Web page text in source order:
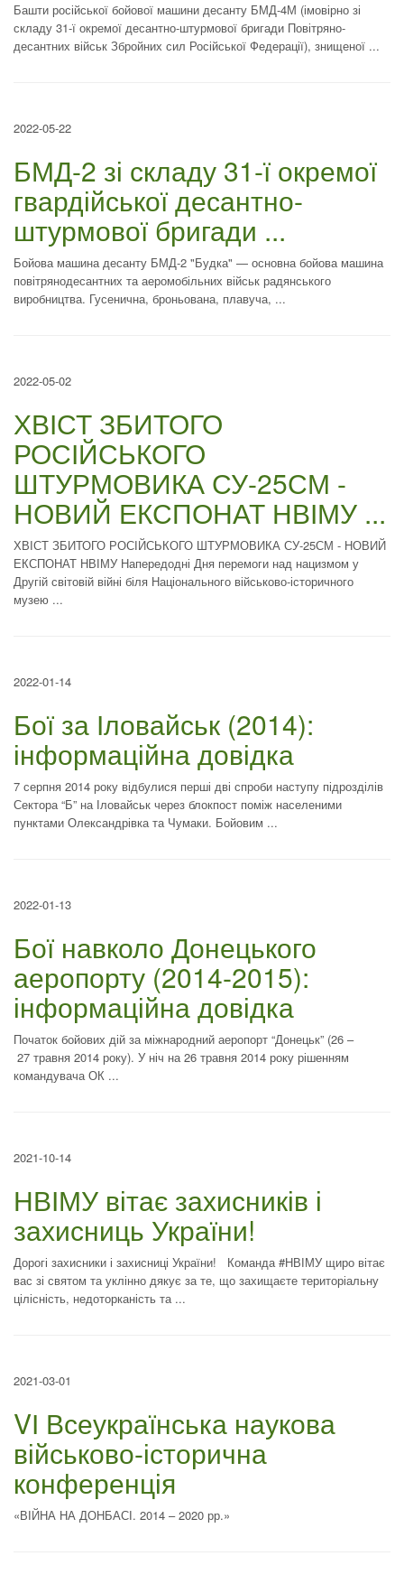
Башти російської бойової машини десанту БМД-4М (імовірно зі
складу 31-ї окремої десантно-штурмової бригади Повітряно-
десантних військ Збройних сил Російської Федерації), знищеної ...
2022-05-22
БМД-2 зі складу 31-ї окремої
гвардійської десантно-
штурмової бригади ...
Бойова машина десанту БМД-2 "Будка" — основна бойова машина
повітрянодесантних та аеромобільних військ радянського
виробництва. Гусенична, броньована, плавуча, ...
2022-05-02
ХВІСТ ЗБИТОГО
РОСІЙСЬКОГО
ШТУРМОВИКА СУ-25СМ -
НОВИЙ ЕКСПОНАТ НВІМУ ...
ХВІСТ ЗБИТОГО РОСІЙСЬКОГО ШТУРМОВИКА СУ-25СМ - НОВИЙ
ЕКСПОНАТ НВІМУ Напередодні Дня перемоги над нацизмом у
Другій світовій війні біля Національного військово-історичного
музею ...
2022-01-14
Бої за Іловайськ (2014):
інформаційна довідка
7 серпня 2014 року відбулися перші дві спроби наступу підрозділів
Сектора “Б” на Іловайськ через блокпост поміж населеними
пунктами Олександрівка та Чумаки. Бойовим ...
2022-01-13
Бої навколо Донецького
аеропорту (2014-2015):
інформаційна довідка
Початок бойових дій за міжнародний аеропорт “Донецьк” (26 –
27 травня 2014 року). У ніч на 26 травня 2014 року рішенням
командувача ОК ...
2021-10-14
НВІМУ вітає захисників і
захисниць України!
Дорогі захисники і захисниці України! Команда #НВІМУ щиро вітає
вас зі святом та уклінно дякує за те, що захищаєте територіальну
цілісність, недоторканість та ...
2021-03-01
VІ Всеукраїнська наукова
військово-історична
конференція
«ВІЙНА НА ДОНБАСІ. 2014 – 2020 рр.»